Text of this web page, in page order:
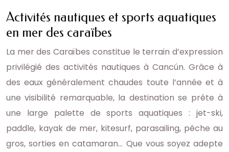
Activités nautiques et sports aquatiques
en mer des caraïbes
La mer des Caraïbes constitue le terrain d’expression
privilégié des activités nautiques à Cancún. Grâce à
des eaux généralement chaudes toute l’année et à
une visibilité remarquable, la destination se prête à
une large palette de sports aquatiques : jet-ski,
paddle, kayak de mer, kitesurf, parasailing, pêche au
gros, sorties en catamaran… Que vous soyez adepte